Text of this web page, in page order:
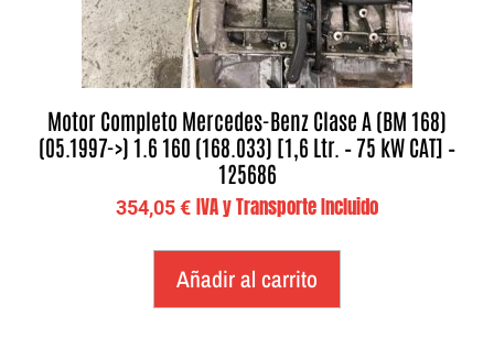
Motor Completo Mercedes-Benz Clase A (BM 168)
(05.1997->) 1.6 160 (168.033) [1,6 Ltr. – 75 kW CAT] –
125686
354,05€ IVA y Transporte Incluido
Añadir al carrito